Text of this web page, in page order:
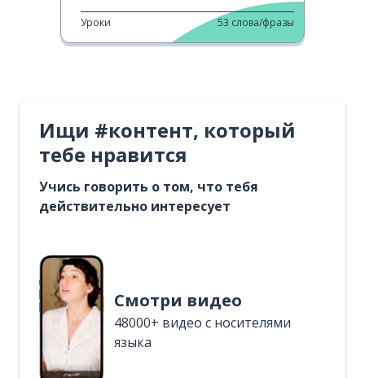
Уроки 53 слова/фразы
Ищи #контент, который
тебе нравится
Учись говорить о том, что тебя
действительно интересует
Смотри видео
48000+ видео с носителями
языка